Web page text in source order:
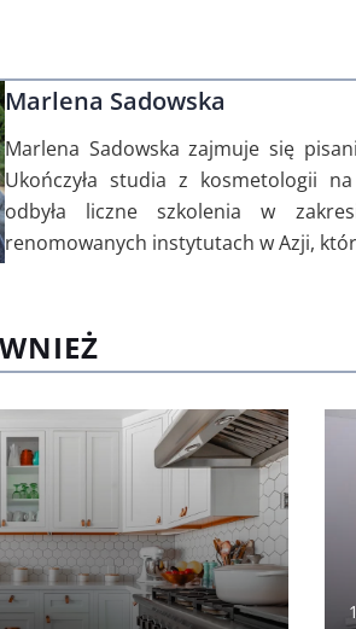
Marlena Sadowska
Marlena Sadowska zajmuje się
Ukończyła studia z kosmetologii
odbyła liczne szkolenia w
renomowanych instytutach w Azji,